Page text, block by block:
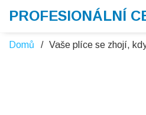
Domů Vaše plíce se zhojí,